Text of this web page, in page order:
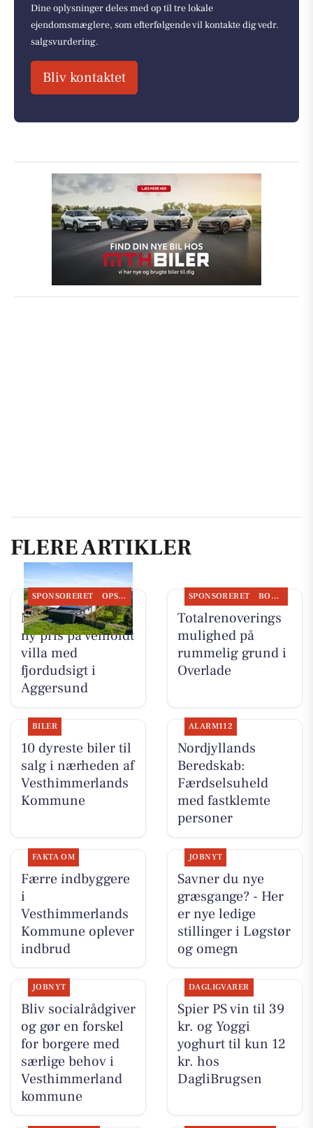
Dine oplysninger deles med op til tre lokale
ejendomsmæglere, som efterfølgende vil kontakte dig vedr.
salgsvurdering.
Bliv kontaktet
FLERE ARTIKLER
SPONSORERET OPSLAGSTAVLEN
Mæglerhuset har
ny pris på velholdt
villa med
fjordudsigt i
Aggersund
SPONSORERET BOLIGMARKED
Totalrenoverings
mulighed på
rummelig grund i
Overlade
BILER
10 dyreste biler til
salg i nærheden af
Vesthimmerlands
Kommune
ALARM112
Nordjyllands
Beredskab:
Færdselsuheld
med fastklemte
personer
FAKTA OM
Færre indbyggere
i
Vesthimmerlands
Kommune oplever
indbrud
JOBNYT
Savner du nye
græsgange? - Her
er nye ledige
stillinger i Løgstør
og omegn
JOBNYT
Bliv socialrådgiver
og gør en forskel
for borgere med
særlige behov i
Vesthimmerland
kommune
DAGLIGVARER
Spier PS vin til 39
kr. og Yoggi
yoghurt til kun 12
kr. hos
DagliBrugsen